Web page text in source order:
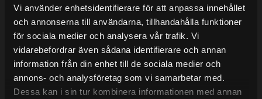
Vi använder enhetsidentifierare för att anpassa innehållet
och annonserna till användarna, tillhandahålla funktioner
för sociala medier och analysera vår trafik. Vi
vidarebefordrar även sådana identifierare och annan
information från din enhet till de sociala medier och
annons- och analysföretag som vi samarbetar med.
Dessa kan i sin tur kombinera informationen med annan
E-post:info@streetperformance.se
BLOGG